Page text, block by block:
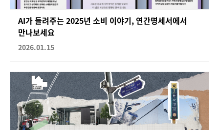
AI가 들려주는 2025년 소비 이야기, 연간명세서에서
만나보세요
2026.01.15